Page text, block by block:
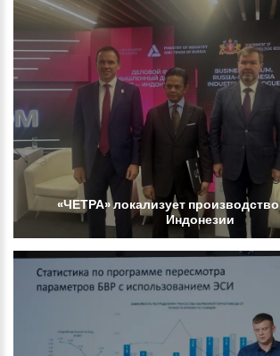
«ЧЕТРА»локализует производство
Индонезии